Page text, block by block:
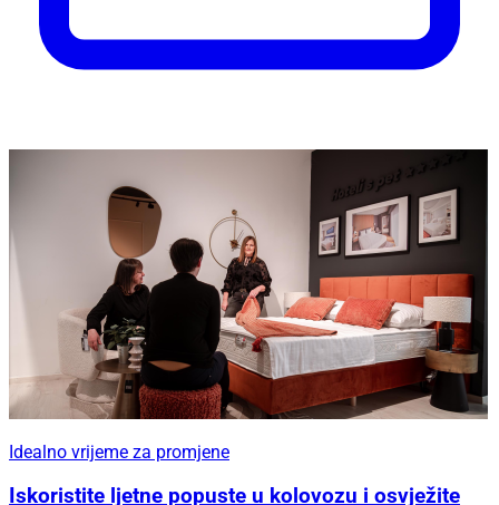
Idealno vrijeme za promjene
Iskoristite ljetne popuste u kolovozu i osvježite